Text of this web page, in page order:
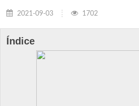
2021-09-03 1702
Índice